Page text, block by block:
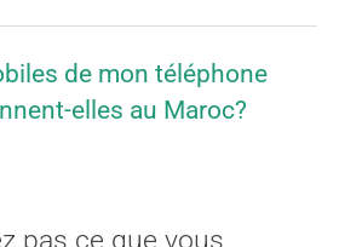
de mon téléphone
elles au Maroc?
pas ce que vous